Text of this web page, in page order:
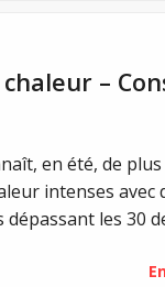
l'apathie
sont des signes
de perte de sel. Les
d'alerte aigu et
au sérieux.
–
en été, de
intenses avec
les 30
de